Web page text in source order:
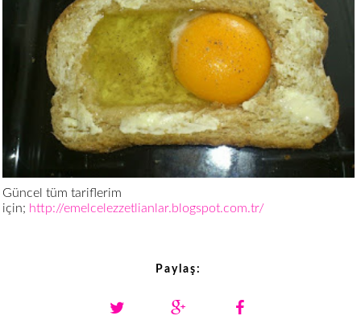
Güncel tüm tariflerim
için; http://emelcelezzetlianlar.blogspot.com.tr/
Paylaş: